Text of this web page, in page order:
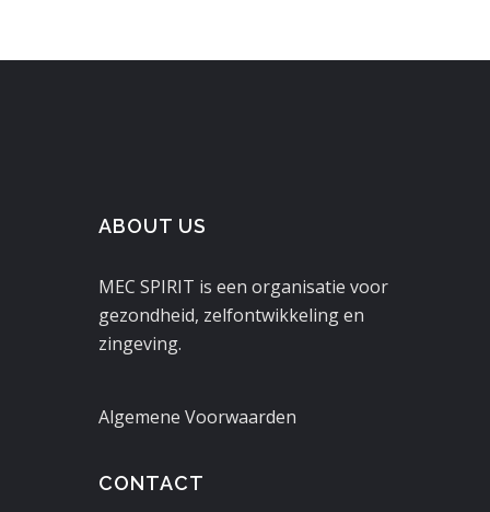
ABOUT US
MEC SPIRIT is een organisatie voor
gezondheid, zelfontwikkeling en
zingeving.
Algemene Voorwaarden
CONTACT